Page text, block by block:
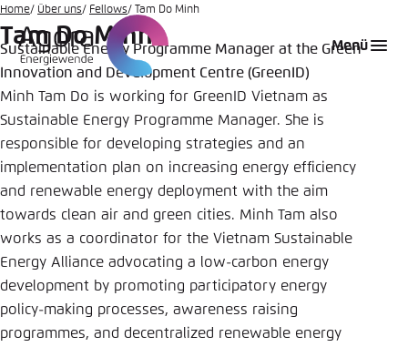
Zum
Hauptinhalt
gehen
Menü
Home Über uns Fellows Tam Do Minh
Tam Do Minh
Sustainable Energy Programme Manager at the Green
Innovation and Development Centre (GreenID)
Minh Tam Do is working for GreenID Vietnam as
Sustainable Energy Programme Manager. She is
responsible for developing strategies and an
implementation plan on increasing energy efficiency
and renewable energy deployment with the aim
towards clean air and green cities. Minh Tam also
works as a coordinator for the Vietnam Sustainable
Energy Alliance advocating a low-carbon energy
development by promoting participatory energy
policy-making processes, awareness raising
programmes, and decentralized renewable energy
Login
Melden Sie sich an um ..., ... und ... zu verwalten.
Benutzername*
Passwort* Passwort vergessen?
Sprache auswählen
Englisch
Agora Think Tanks
Erscheinungsbild der Webseite
Diese Webseite passt ihr Farbschema basierend
auf Ihren Einstellungen an. Wählen Sie aus,
welches Farbschema Sie für diese Webseite
verwenden möchten.
Hell
Dunkel